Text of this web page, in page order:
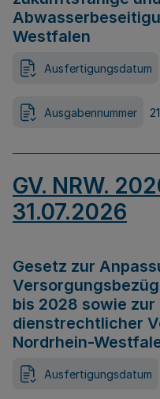
Westfalen
Ausfertigungsdatum
Ausgabennummer
GV. NRW.
31.07.2026
Gesetz zur
bis 2028 sowie
dienstrechtlicher
Nordrhein-
Ausfertigungsdatum